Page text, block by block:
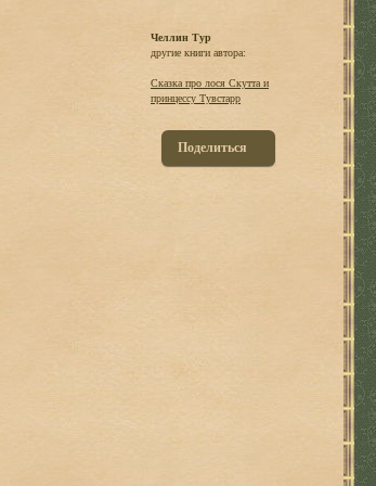
Челлин Тур
другие книги автора:
Сказка про лося Скутта и
принцессу Тувстарр
Поделиться